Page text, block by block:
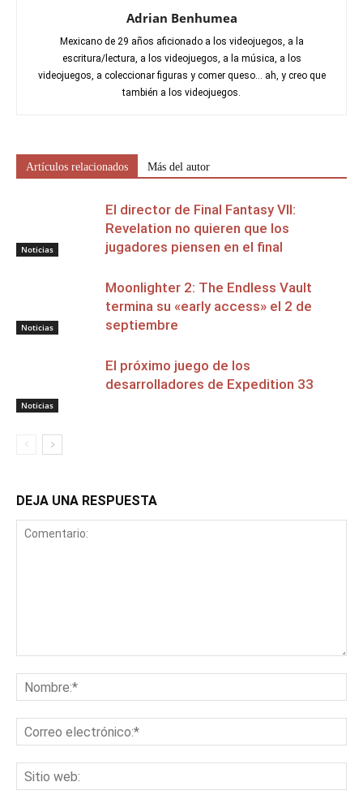
Adrian Benhumea
Mexicano de 29 años aficionado a los videojuegos, a la
escritura/lectura, a los videojuegos, a la música, a los
videojuegos, a coleccionar figuras y comer queso... ah, y creo que
también a los videojuegos.
Artículos relacionados Más del autor
Noticias
El director de Final Fantasy VII:
Revelation no quieren que los
jugadores piensen en el final
Noticias
Moonlighter 2: The Endless Vault
termina su «early access» el 2 de
septiembre
Noticias
El próximo juego de los
desarrolladores de Expedition 33
DEJA UNA RESPUESTA